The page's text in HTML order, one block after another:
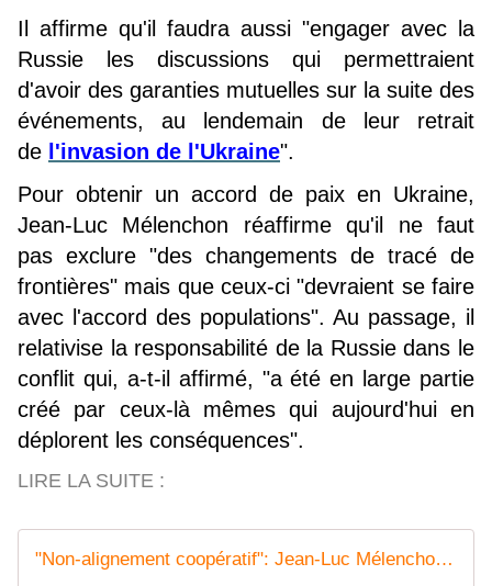
Il affirme qu'il faudra aussi "engager avec la
Russie les discussions qui permettraient
d'avoir des garanties mutuelles sur la suite des
événements, au lendemain de leur retrait
de l'invasion de l'Ukraine".
Pour obtenir un accord de paix en Ukraine,
Jean-Luc Mélenchon réaffirme qu'il ne faut
pas exclure "des changements de tracé de
frontières" mais que ceux-ci "devraient se faire
avec l'accord des populations". Au passage, il
relativise la responsabilité de la Russie dans le
conflit qui, a-t-il affirmé, "a été en large partie
créé par ceux-là mêmes qui aujourd'hui en
déplorent les conséquences".
LIRE LA SUITE :
"Non-alignement coopératif": Jean-Luc Mélenchon veut sortir de l'Otan et renforcer la coopération avec la Chine